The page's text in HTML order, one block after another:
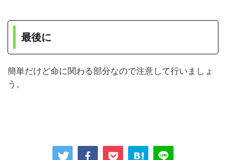
最後に
簡単だけど命に関わる部分なので注意して行いましょ
う。